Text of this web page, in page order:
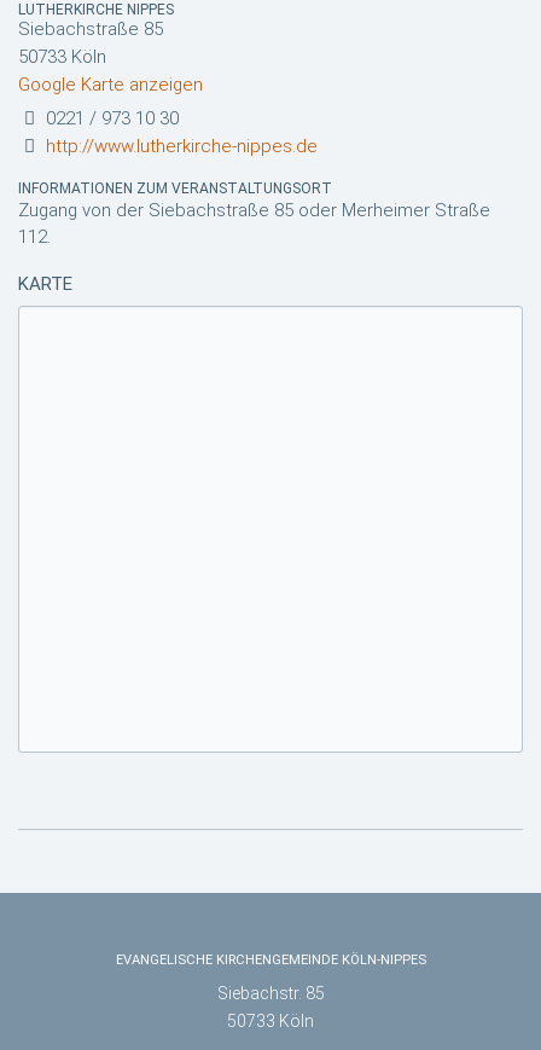
LUTHERKIRCHE NIPPES
Siebachstraße 85
50733 Köln
Google Karte anzeigen
0221 / 973 10 30
http://www.lutherkirche-nippes.de
INFORMATIONEN ZUM VERANSTALTUNGSORT
Zugang von der Siebachstraße 85 oder Merheimer Straße
112.
KARTE
EVANGELISCHE KIRCHENGEMEINDE KÖLN-NIPPES
Siebachstr. 85
50733 Köln